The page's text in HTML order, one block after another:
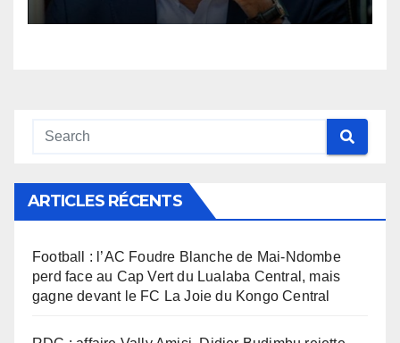
ARTICLES RÉCENTS
Football : l’AC Foudre Blanche de Mai-Ndombe
perd face au Cap Vert du Lualaba Central, mais
gagne devant le FC La Joie du Kongo Central